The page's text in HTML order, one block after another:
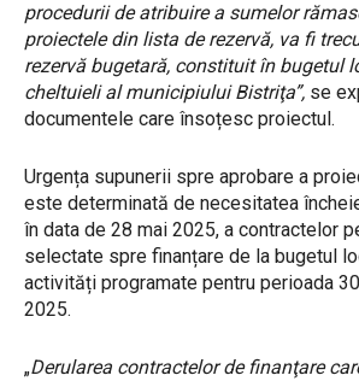
procedurii de atribuire a sumelor
proiectele din lista de rezervă, va fi
rezervă bugetară, constituit în bugetul
cheltuieli al municipiului Bistriţa”, se
documentele care însoțesc proiectul.
Urgența supunerii spre aprobare a
este determinată de necesitatea
în data de 28 mai 2025, a contractelor
selectate spre finanțare de la bugetul
activități programate pentru perioada
2025.
„Derularea contractelor de finanţare